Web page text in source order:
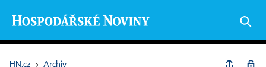
HN.cz › Archiv